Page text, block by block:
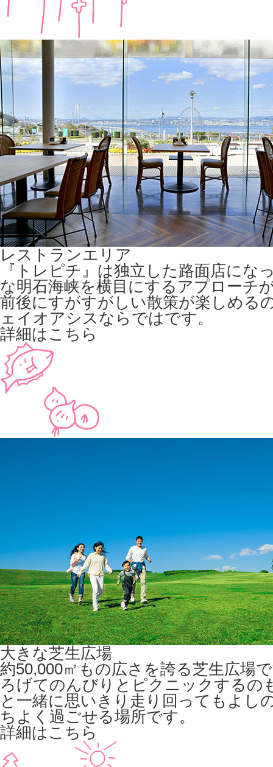
レストランエリア
『トレピチ』は独立した路面店にな
な明石海峡を横目にするアプローチ
前後にすがすがしい散策が楽しめる
ェイオアシスならではです。
詳細はこちら
大きな芝生広場
約50,000㎡もの広さを誇る芝生広場
ろげてのんびりとピクニックするの
と一緒に思いきり走り回ってもよし
ちよく過ごせる場所です。
詳細はこちら